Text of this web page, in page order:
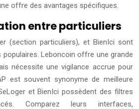
offre des avantages spécifiques.
entre particuliers
(section particuliers), et BienIci sont
Leboncoin offre une grande
nécessite une vigilance accrue pour
est souvent synonyme de meilleure
et BienIci possèdent des filtres
Comparez leurs interfaces,